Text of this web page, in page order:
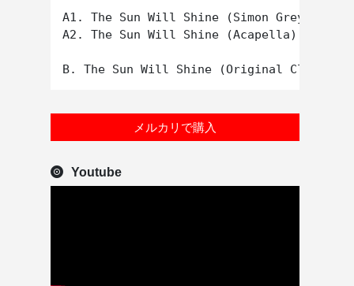
A1. The Sun Will Shine (Simon Grey Remix)
A2. The Sun Will Shine (Acapella)
メルカリで購入
Youtube